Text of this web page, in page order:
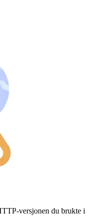
versjonen du brukte i